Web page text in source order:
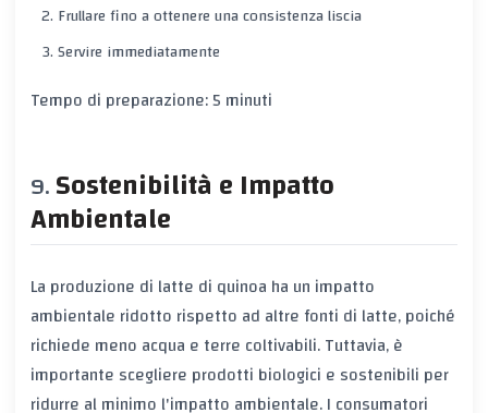
Frullare fino a ottenere una consistenza liscia
Servire immediatamente
Tempo di preparazione: 5 minuti
Sostenibilità e Impatto
Ambientale
La produzione di latte di quinoa ha un impatto
ambientale ridotto rispetto ad altre fonti di latte, poiché
richiede meno acqua e terre coltivabili. Tuttavia, è
importante scegliere prodotti biologici e sostenibili per
ridurre al minimo l'impatto ambientale. I consumatori